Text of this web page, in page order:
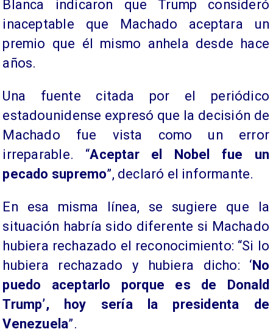
Blanca indicaron que Trump consideró
inaceptable que Machado aceptara un
premio que él mismo anhela desde hace
años.
Una fuente citada por el periódico
estadounidense expresó que la decisión de
Machado fue vista como un error
irreparable. “Aceptar el Nobel fue un
pecado supremo”, declaró el informante.
En esa misma línea, se sugiere que la
situación habría sido diferente si Machado
hubiera rechazado el reconocimiento: “Si lo
hubiera rechazado y hubiera dicho: ‘No
puedo aceptarlo porque es de Donald
Trump’, hoy sería la presidenta de
Venezuela”.